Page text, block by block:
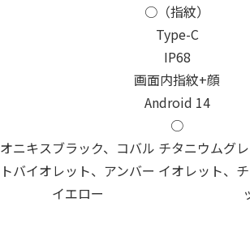
○（指紋）
Type-C
IP68
画面内指紋+顔
Android 14
○
オニキスブラック、コバル
トバイオレット、アンバー
イエロー
チタニウムグ
イオレット、